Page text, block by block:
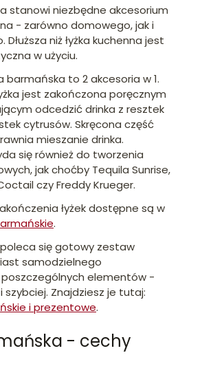
stanowi niezbędne akcesorium
- zarówno domowego, jak i
niż łyżka kuchenna jest
w użyciu.
barmańska to 2 akcesoria w 1.
jest zakończona poręcznym
odcedzić drinka z resztek
cytrusów. Skręcona część
mieszanie drinka.
się również do tworzenia
jak choćby Tequila Sunrise,
czy Freddy Krueger.
łyżek dostępne są w
.
się gotowy zestaw
samodzielnego
elementów -
szybciej. Znajdziesz je tutaj:
i prezentowe.
- cechy